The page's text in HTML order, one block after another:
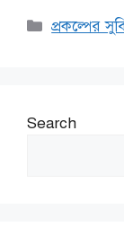
প্রকল্পের
Search